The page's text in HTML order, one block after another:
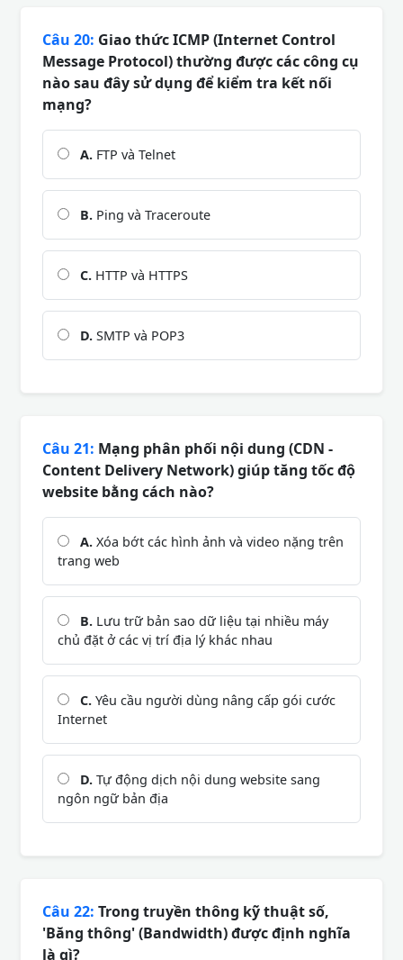
Câu 20: Giao thức ICMP (Internet Control
Message Protocol) thường được các công cụ
nào sau đây sử dụng để kiểm tra kết nối
mạng?
A. FTP và Telnet
B. Ping và Traceroute
C. HTTP và HTTPS
D. SMTP và POP3
Câu 21: Mạng phân phối nội dung (CDN -
Content Delivery Network) giúp tăng tốc độ
website bằng cách nào?
A. Xóa bớt các hình ảnh và video nặng trên
trang web
B. Lưu trữ bản sao dữ liệu tại nhiều máy
chủ đặt ở các vị trí địa lý khác nhau
C. Yêu cầu người dùng nâng cấp gói cước
Internet
D. Tự động dịch nội dung website sang
ngôn ngữ bản địa
Câu 22: Trong truyền thông kỹ thuật số,
'Băng thông' (Bandwidth) được định nghĩa
là gì?